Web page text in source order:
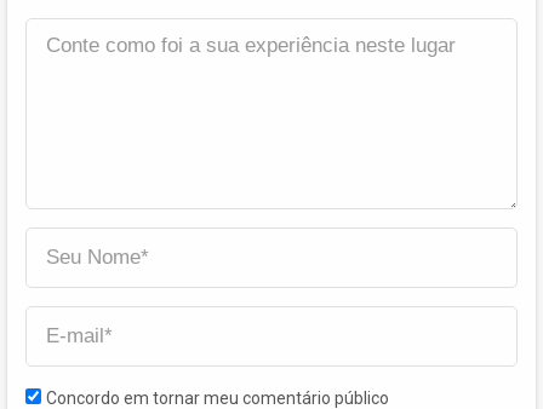
Concordo em tornar meu comentário público